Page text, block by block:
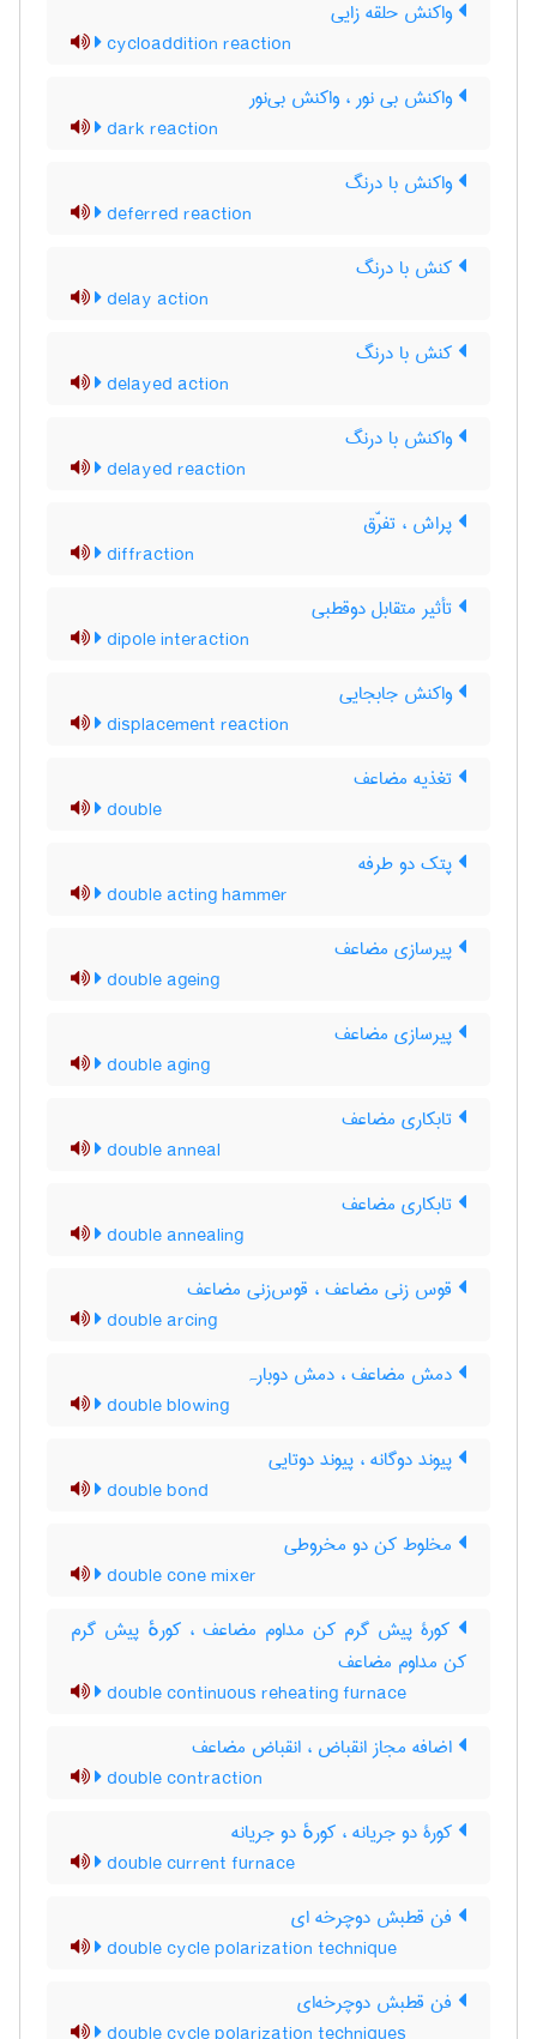
واکنش حلقه زایی
cycloaddition reaction
واکنش بی نور ، واکنش بی‌نور
dark reaction
واکنش با درنگ
deferred reaction
کنش با درنگ
delay action
کنش با درنگ
delayed action
واکنش با درنگ
delayed reaction
پراش ، تفرّق
diffraction
تأثیر متقابل دوقطبی
dipole interaction
واکنش جابجایی
displacement reaction
تغذیه مضاعف
double
پتک دو طرفه
double acting hammer
پیرسازی مضاعف
double ageing
پیرسازی مضاعف
double aging
تابکاری مضاعف
double anneal
تابکاری مضاعف
double annealing
قوس زنی مضاعف ، قوس‌زنی مضاعف
double arcing
دمش مضاعف ، دمش دوبارہ
double blowing
پیوند دوگانه ، پیوند دوتایی
double bond
مخلوط کن دو مخروطی
double cone mixer
کورۀ پیش گرم کن مداوم مضاعف ، کورهٔ پیش گرم
کن مداوم مضاعف
double continuous reheating furnace
اضافه مجاز انقباض ، انقباض مضاعف
double contraction
کورۀ دو جریانه ، کورهٔ دو جریانه
double current furnace
فن قطبش دوچرخه ای
double cycle polarization technique
فن قطبش دوچرخه‌ای